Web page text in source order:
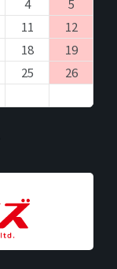
4
5
11
12
18
19
25
26